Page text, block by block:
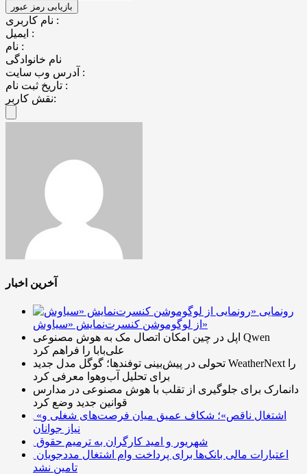
نام کاربری :
ایمیل :
نام :
نام خانوادگی
آدرس وب سایت :
تاریخ ثبت نام :
نقش کاربر:
آخرین اخبار
رونمایی
از لوگوموشن کنسرت‌نمایش «سیاوش»
اپل در چین امکان اتصال مک به هوش مصنوعی Qwen
علی‌بابا را فراهم کرد
تحولی در پیش‌بینی توفندها؛ گوگل مدل جدید WeatherNext را
برای تحلیل آب‌وهوا معرفی کرد
دانمارک برای جلوگیری از تقلب با هوش مصنوعی در مدارس
قوانین جدید وضع کرد
«اشتغال ناقص»؛ شکاف عمیق میان فرصت‌های شغلی و
نیاز جوانان
شهریور و امید کارگران به ترمیم حقوق
اعتبارات مالی بانک‌ها برای پرداخت وام اشتغال مددجویان
تامین نشد